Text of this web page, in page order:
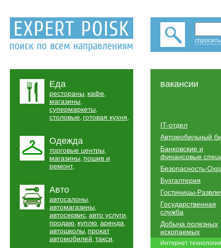
Еда
рестораны, кафе,
магазины,
супермаркеты,
столовые, готовая кухня,
Одежда
торговые центры,
магазины, пошив и
ремонт,
Авто
автосалоны,
автомагазины,
автосервис, авто услуги,
продаю, куплю, аренда,
автошколы, прокат
автомобилей, такси,
вакансии
IT-отдел
Автомобильный
Банковские и
финансовые
Безопасность-
Бухгалтерия
Гостиницы-
Государственная
служба
Добыча полезных
ископаемых
Интернет технологии